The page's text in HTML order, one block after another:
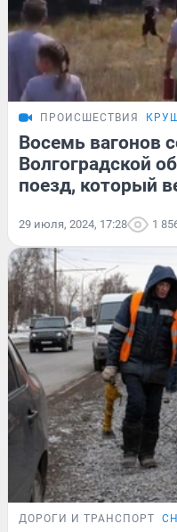
ПРОИСШЕСТВИЯ
Восемь вагонов
Волгоградской
поезд, который
29 июля, 2024, 17:28 1
ДОРОГИ И ТРАНСПОРТ